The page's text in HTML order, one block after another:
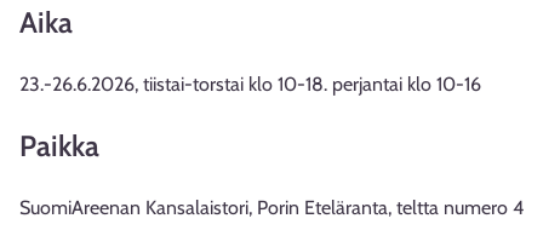
Aika
23.-26.6.2026, tiistai-torstai klo 10-18. perjantai klo 10-16
Paikka
SuomiAreenan Kansalaistori, Porin Eteläranta, teltta numero 4